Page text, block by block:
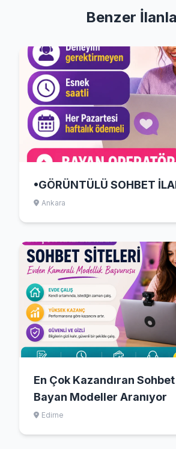
Benzer
•GÖRÜNTÜLÜ SOHBET
Ankara
En Çok Kazandıran Sohbet
Bayan Modeller Aranıyor
Edirne